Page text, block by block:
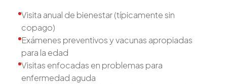
Visita anual de bienestar (típicamente sin
copago)
Exámenes preventivos y vacunas apropiadas
para la edad
Visitas enfocadas en problemas para
enfermedad aguda